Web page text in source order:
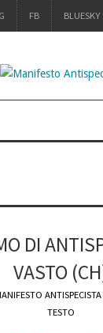
FB BLUESKY
DI
VASTO
ANTISPECISTA
TESTO